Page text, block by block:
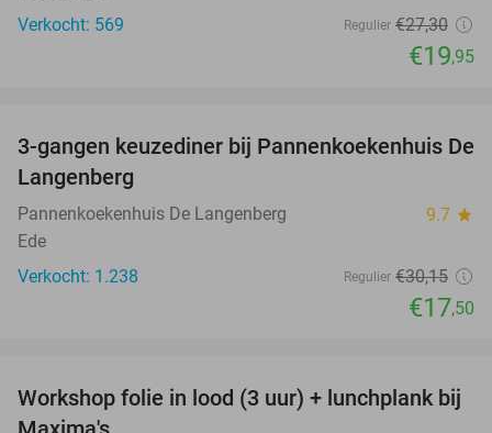
Verkocht: 569
Regulier €27,30
€19,95
42%
3-gangen keuzediner bij Pannenkoekenhuis De
Langenberg
Pannenkoekenhuis De Langenberg 9.7 star
Ede
Verkocht: 1.238
Regulier €30,15
€17,50
51%
Workshop folie in lood (3 uur) + lunchplank bij